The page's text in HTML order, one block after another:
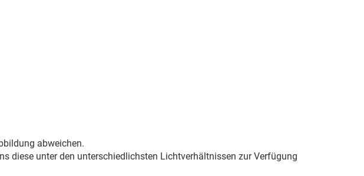
abweichen.
diese unter den unterschiedlichsten Lichtverhältnissen zur Verfügung